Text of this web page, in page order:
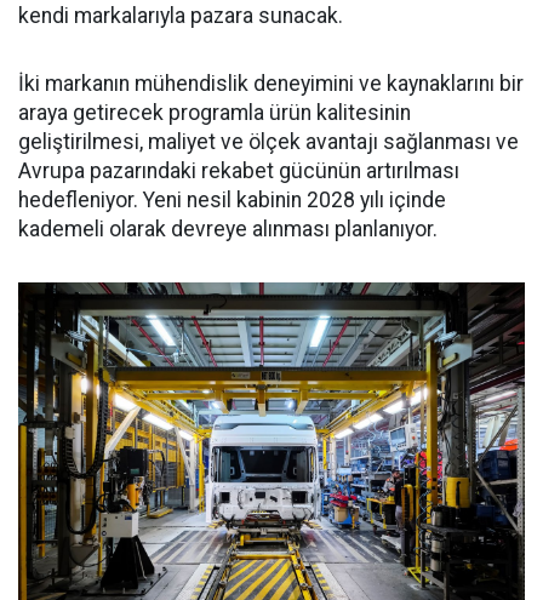
kendi markalarıyla pazara sunacak.
İki markanın mühendislik deneyimini ve kaynaklarını bir
araya getirecek programla ürün kalitesinin
geliştirilmesi, maliyet ve ölçek avantajı sağlanması ve
Avrupa pazarındaki rekabet gücünün artırılması
hedefleniyor. Yeni nesil kabinin 2028 yılı içinde
kademeli olarak devreye alınması planlanıyor.